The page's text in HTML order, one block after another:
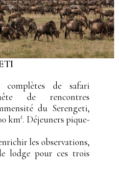
complètes de safari
de rencontres
du Serengeti,
km². Déjeuners pique-
les observations,
lodge pour ces trois